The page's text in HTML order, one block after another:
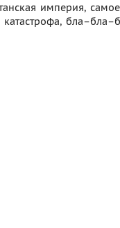
империя, самое